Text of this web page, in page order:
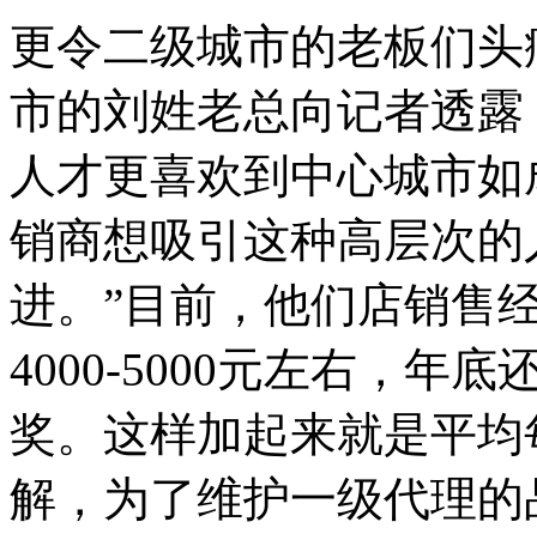
更令二级城市的老板们
市的刘姓老总向记者透
人才更喜欢到中心城市
销商想吸引这种高层次
进。”目前，他们店销售
4000-5000元左右，年底
奖。这样加起来就是平
解，为了维护一级代理